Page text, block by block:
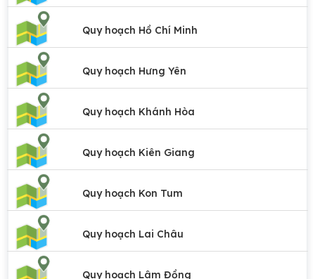
Quy hoạch Hồ Chí Minh
Quy hoạch Hưng Yên
Quy hoạch Khánh Hòa
Quy hoạch Kiên Giang
Quy hoạch Kon Tum
Quy hoạch Lai Châu
Quy hoạch Lâm Đồng